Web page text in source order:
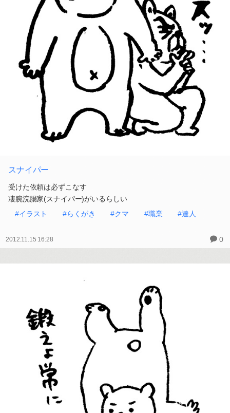
スナイパー
受けた依頼は必ずこなす
凄腕浣腸家(スナイパー)がいるらしい
#イラスト
#らくがき #クマ #職業 #達人
2012.11.15 16:28 0